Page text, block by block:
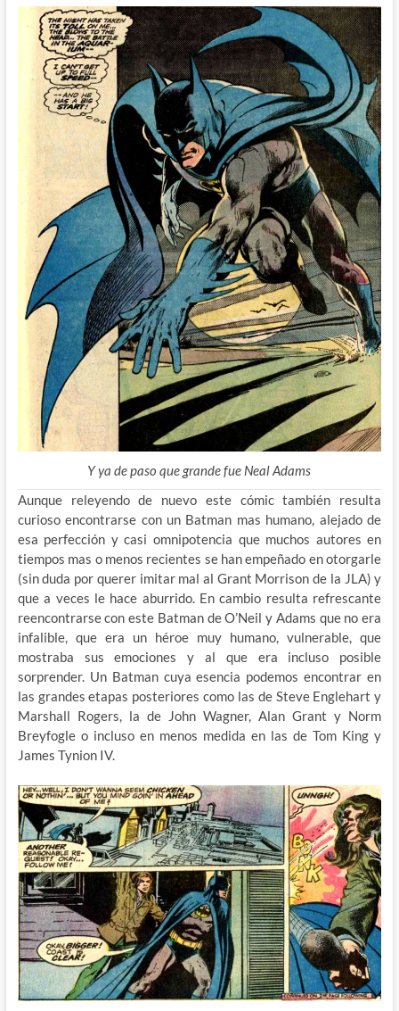
Y ya de paso que grande fue Neal Adams
Aunque releyendo de nuevo este cómic también resulta
curioso encontrarse con un Batman mas humano, alejado de
esa perfección y casi omnipotencia que muchos autores en
tiempos mas o menos recientes se han empeñado en otorgarle
(sin duda por querer imitar mal al Grant Morrison de la JLA) y
que a veces le hace aburrido. En cambio resulta refrescante
reencontrarse con este Batman de O’Neil y Adams que no era
infalible, que era un héroe muy humano, vulnerable, que
mostraba sus emociones y al que era incluso posible
sorprender. Un Batman cuya esencia podemos encontrar en
las grandes etapas posteriores como las de Steve Englehart y
Marshall Rogers, la de John Wagner, Alan Grant y Norm
Breyfogle o incluso en menos medida en las de Tom King y
James Tynion IV.